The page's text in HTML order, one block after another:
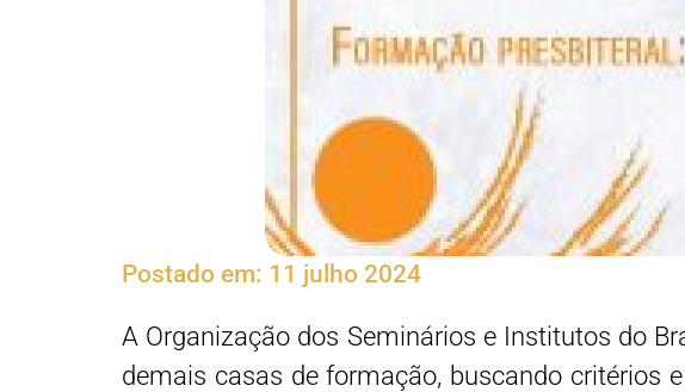
Postado em: 11 julho 2024
A Organização dos Seminários e Institutos do
demais casas de formação, buscando critérios